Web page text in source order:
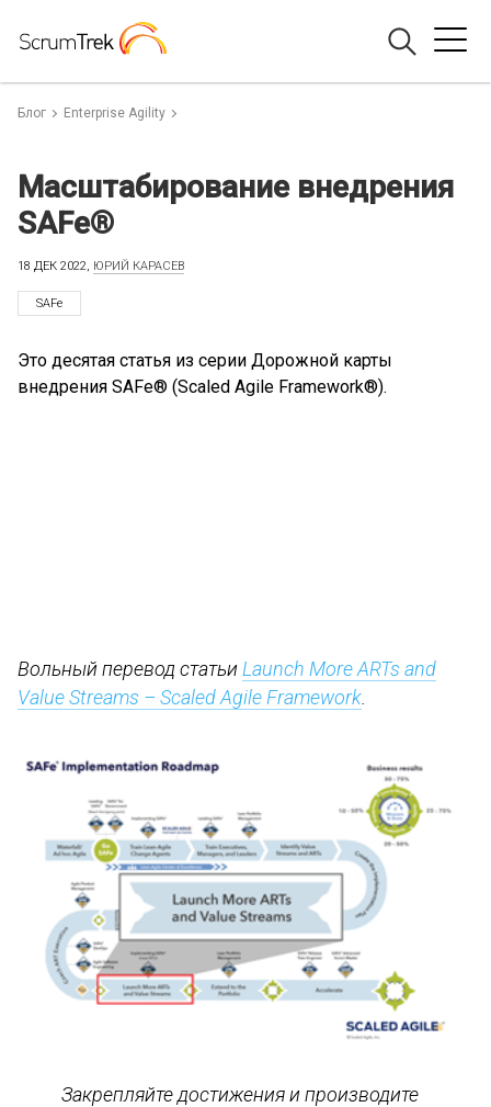
Блог Enterprise Agility
Масштабирование внедрения
SAFe®
18 ДЕК 2022, ЮРИЙ КАРАСЕВ
SAFe
Это десятая статья из серии Дорожной карты
внедрения SAFe® (Scaled Agile Framework®).
Вольный перевод статьи Launch More ARTs and
Value Streams – Scaled Agile Framework
Закрепляйте достижения и производите